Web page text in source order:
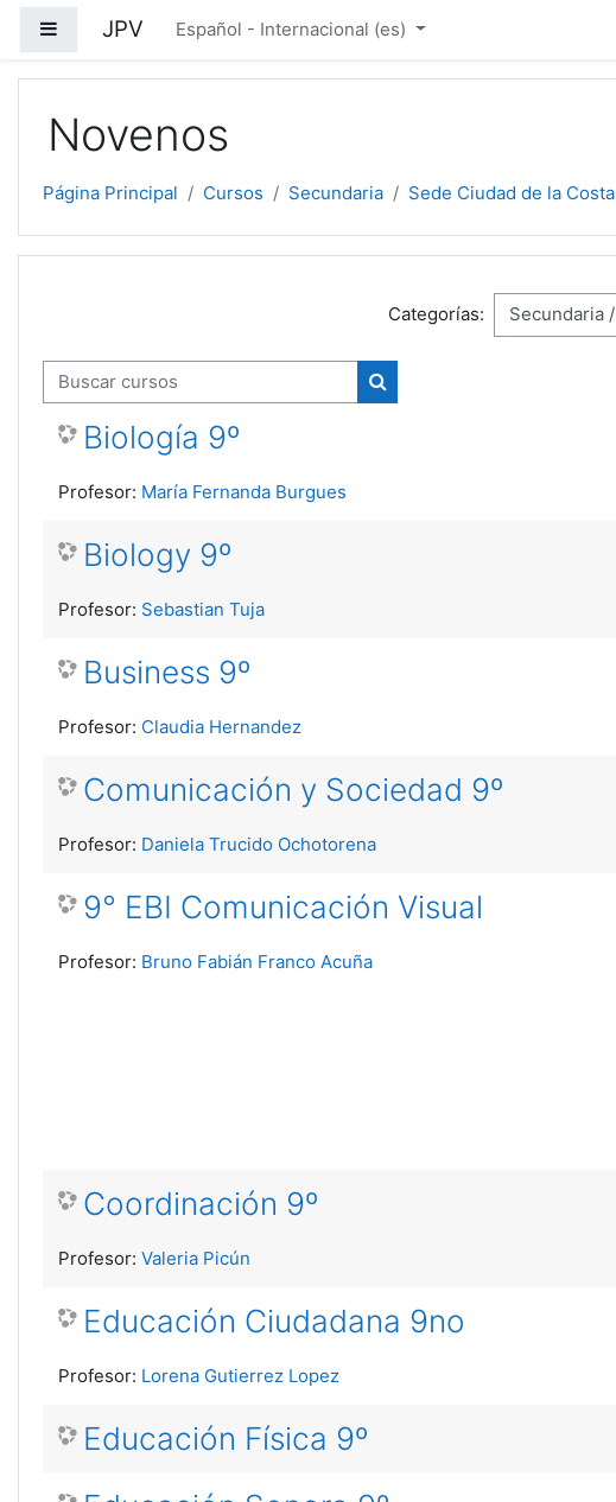
Panel lateral
JPV Español - Internacional ‎(es)‎
Novenos
Página Principal Cursos Secundaria Sede Ciudad de la Costa
Categorías:
Buscar cursos
Buscar cursos
Biología 9º
Profesor: María Fernanda Burgues
Biology 9º
Profesor: Sebastian Tuja
Business 9º
Profesor: Claudia Hernandez
Comunicación y Sociedad 9º
Profesor: Daniela Trucido Ochotorena
9° EBI Comunicación Visual
Profesor: Bruno Fabián Franco Acuña
Coordinación 9º
Profesor: Valeria Picún
Educación Ciudadana 9no
Profesor: Lorena Gutierrez Lopez
Educación Física 9º